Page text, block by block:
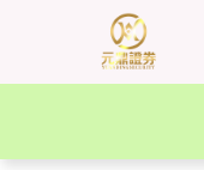
基金指数